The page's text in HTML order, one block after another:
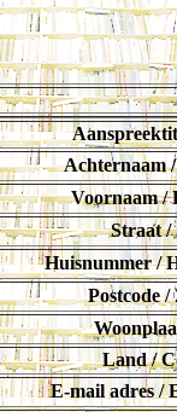
Achternaam
Voornaam /
Straat /
Huisnummer /
Postcode /
Land /
E-mail adres /